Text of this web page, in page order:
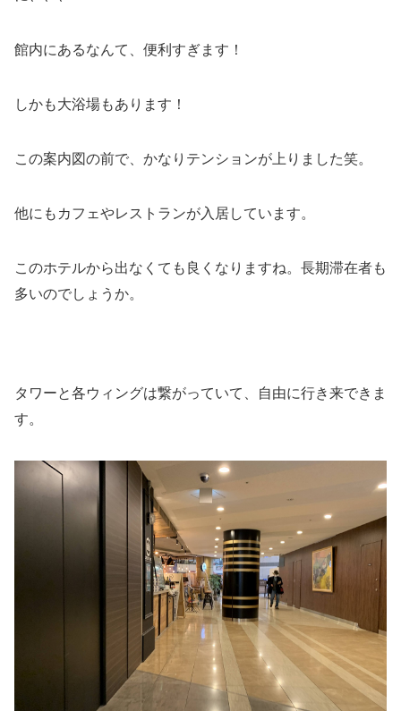
館内にあるなんて、便利すぎます！
しかも大浴場もあります！
この案内図の前で、かなりテンションが上りました笑。
他にもカフェやレストランが入居しています。
このホテルから出なくても良くなりますね。長期滞在者も
多いのでしょうか。
タワーと各ウィングは繋がっていて、自由に行き来できま
す。